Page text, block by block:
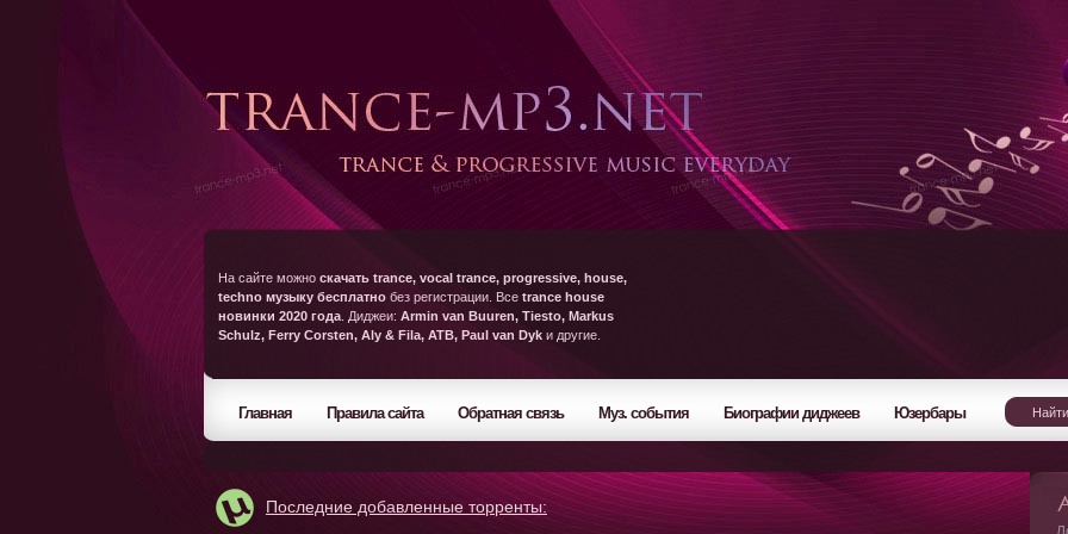
На сайте можно скачать trance, vocal trance, progressive, house,
techno музыку бесплатно без регистрации. Все trance house
новинки 2020 года . Диджеи: Armin van Buuren, Tiesto, Markus
Schulz, Ferry Corsten, Aly & Fila, ATB, Paul van Dyk и другие.
Главная Правила сайта Обратная связь Муз. события Биографии диджеев Юзербары
Последние добавленные торренты: